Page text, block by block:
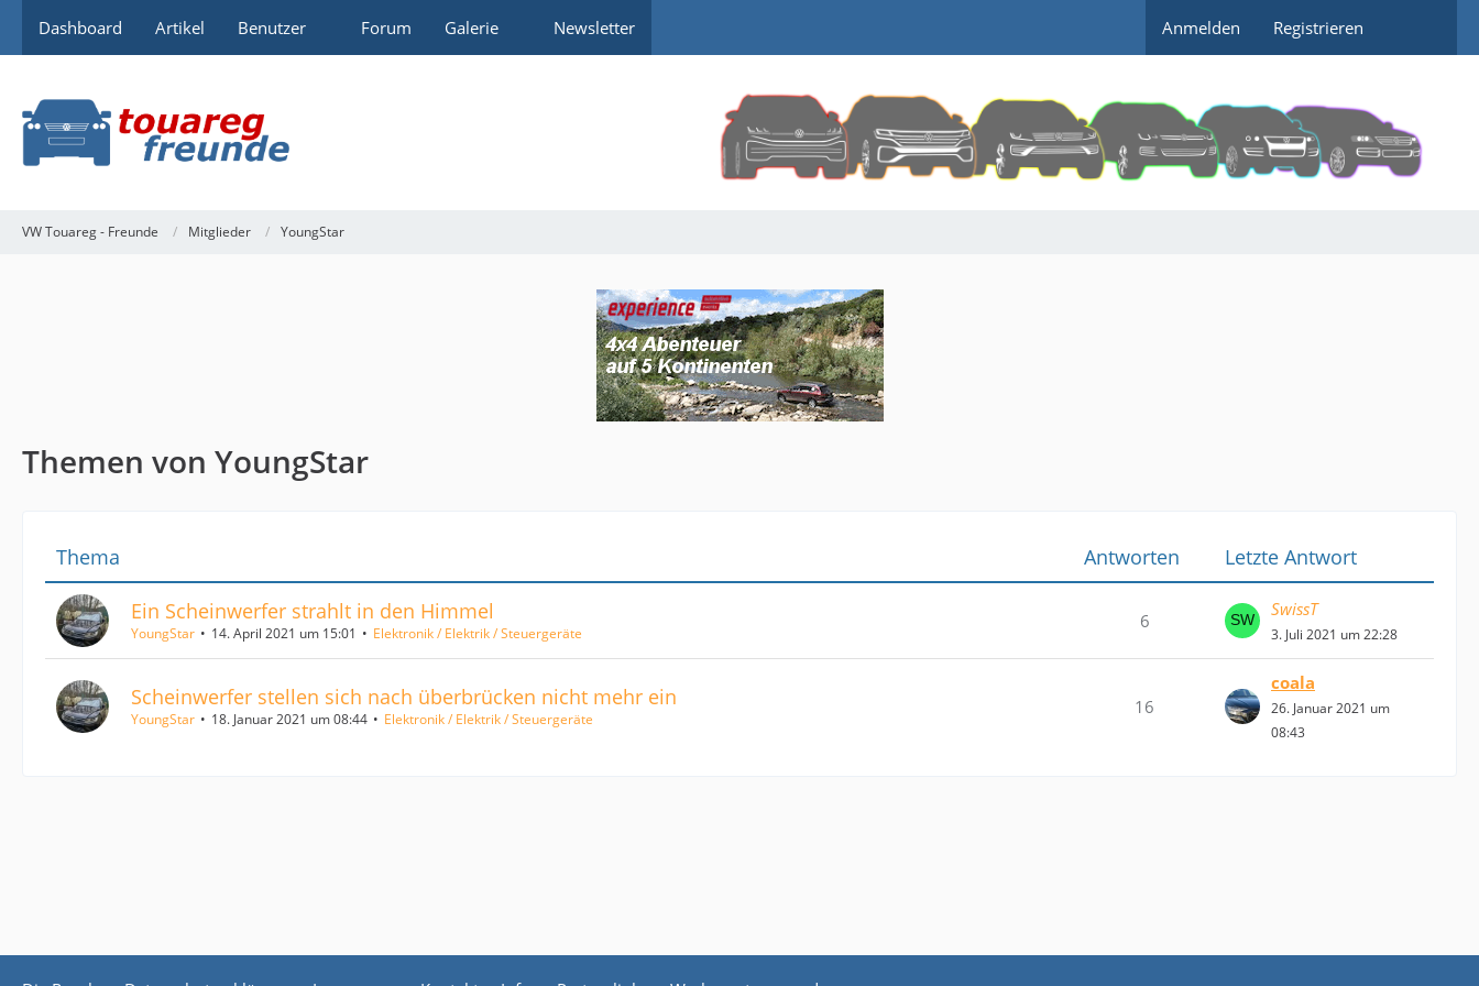
Dashboard Artikel Benutzer Forum Galerie Newsletter Anmelden Registrieren
VW Touareg - Freunde Mitglieder YoungStar
Themen von YoungStar
Thema Antworten Letzte Antwort
Ein Scheinwerfer strahlt in den Himmel
YoungStar 14. April 2021 um 15:01 Elektronik / Elektrik / Steuergeräte
6
SwissT
3. Juli 2021 um 22:28
Scheinwerfer stellen sich nach überbrücken nicht mehr ein
YoungStar 18. Januar 2021 um 08:44 Elektronik / Elektrik / Steuergeräte
16
coala
26. Januar 2021 um
08:43